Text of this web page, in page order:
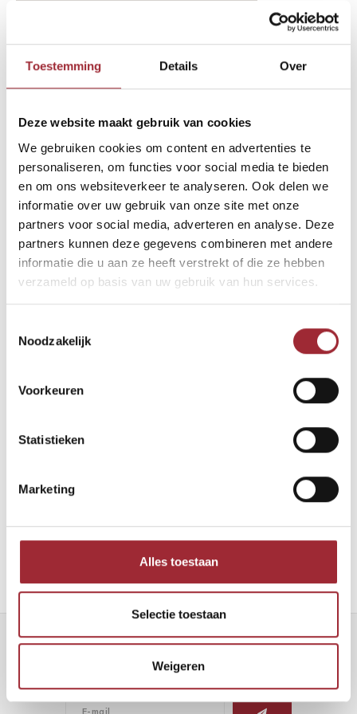
Toestemming Details Over
Deze website maakt gebruik van cookies
We gebruiken cookies om content en advertenties te
personaliseren, om functies voor social media te bieden
en om ons websiteverkeer te analyseren. Ook delen we
informatie over uw gebruik van onze site met onze
partners voor social media, adverteren en analyse. Deze
partners kunnen deze gegevens combineren met andere
informatie die u aan ze heeft verstrekt of die ze hebben
verzameld op basis van uw gebruik van hun services.
Noodzakelijk
Voorkeuren
Statistieken
Marketing
Alles toestaan
Selectie toestaan
Weigeren
Andere Binnenkijkers die u
wellicht ook interesseren
Lees meer
Nieuwsbrief
Ontvang de laatste updates, nieuws en aanbiedingen via email